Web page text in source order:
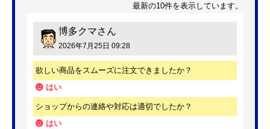
最新の10件を表示しています。
博多クマさん
2026年7月25日 09:28
欲しい商品をスムーズに注文できましたか？
はい
ショップからの連絡や対応は適切でしたか？
はい